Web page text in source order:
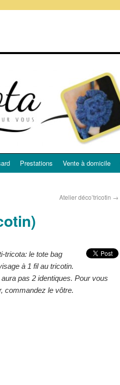
Prestations Vente à domicile
Atelier déco’tricotin →
tricota: le tote bag
à 1 fil au tricotin.
aura pas 2 identiques. Pour vous
commandez le vôtre.